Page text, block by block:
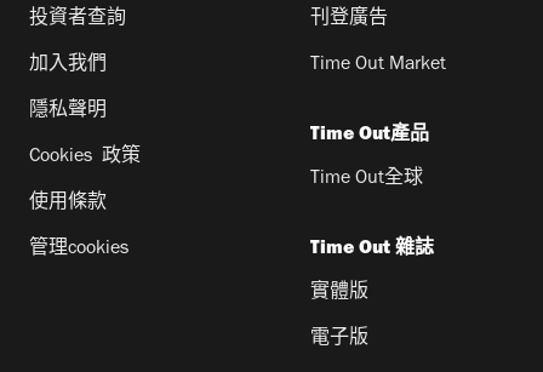
投資者查詢
加入我們
隱私聲明
Cookies 政策
使用條款
管理cookies
刊登廣告
Time Out Market
Time Out產品
Time Out全球
Time Out 雜誌
實體版
電子版